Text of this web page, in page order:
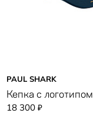
PAUL SHARK
Кепка с логотипом
18 300 ₽